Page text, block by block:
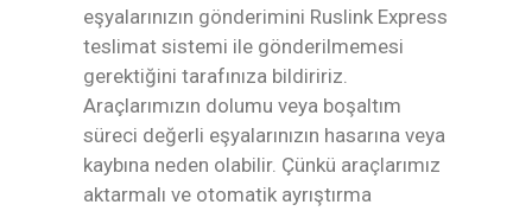
eşyalarınızın gönderimini Ruslink Express
teslimat sistemi ile gönderilmemesi
gerektiğini tarafınıza bildiririz.
Araçlarımızın dolumu veya boşaltım
süreci değerli eşyalarınızın hasarına veya
kaybına neden olabilir. Çünkü araçlarımız
aktarmalı ve otomatik ayrıştırma